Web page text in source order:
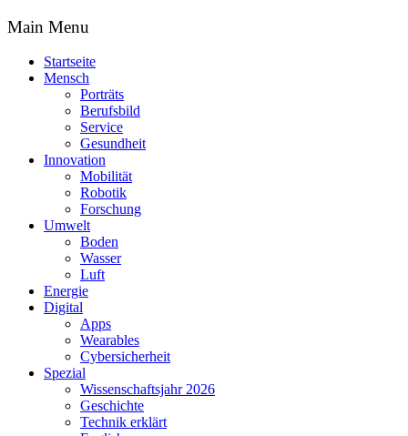
Main Menu
Startseite
Mensch
Porträts
Berufsbild
Service
Gesundheit
Innovation
Mobilität
Robotik
Forschung
Umwelt
Boden
Wasser
Luft
Energie
Digital
Apps
Wearables
Cybersicherheit
Spezial
Wissenschaftsjahr 2026
Geschichte
Technik erklärt